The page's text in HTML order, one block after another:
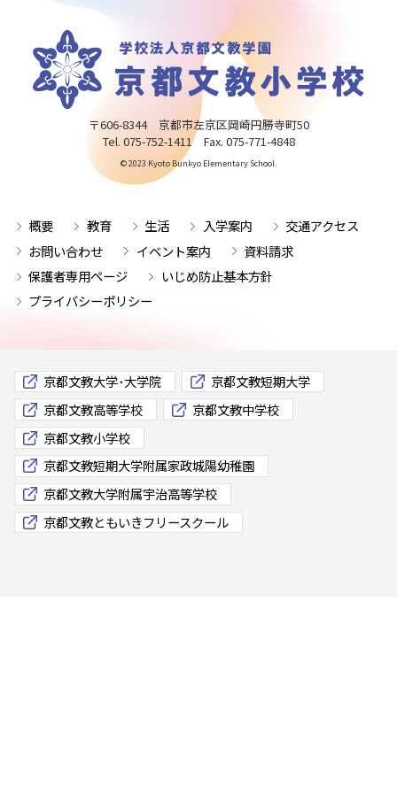
〒606-8344 京都市左京区岡崎円勝寺町50
Tel. 075-752-1411 Fax. 075-771-4848
© 2023 Kyoto Bunkyo Elementary School.
概要 教育 生活 入学案内
交通アクセス
お問い合わせ
イベント案内
資料請求
保護者専用ページ
いじめ防止基本方針
プライバシーポリシー
京都文教大学･大学院
京都文教短期大学
京都文教高等学校
京都文教中学校
京都文教小学校
京都文教短期大学附属家政城陽幼稚園
京都文教大学附属宇治高等学校
京都文教ともいきフリースクール